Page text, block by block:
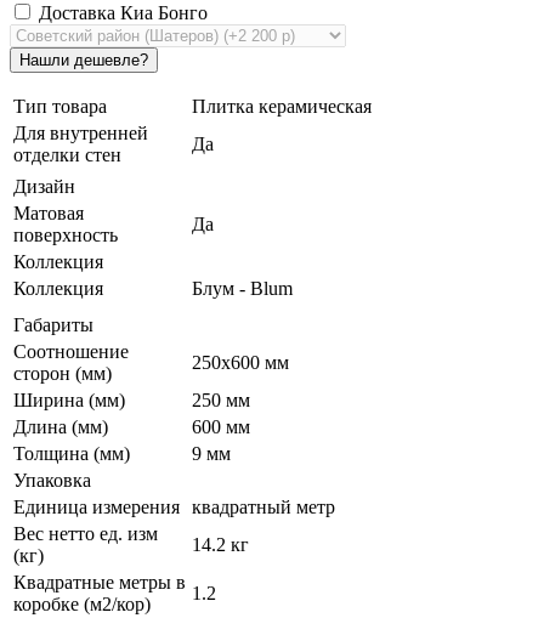
Доставка Киа Бонго
Тип товара
Плитка керамическая
Для внутренней
отделки стен
Да
Дизайн
Матовая
поверхность
Да
Коллекция
Коллекция
Блум - Blum
Габариты
Соотношение
сторон (мм)
250x600 мм
Ширина (мм)
250 мм
Длина (мм)
600 мм
Толщина (мм)
9 мм
Упаковка
Единица измерения квадратный метр
Вес нетто ед. изм
(кг)
14.2 кг
Квадратные метры в
коробке (м2/кор)
1.2